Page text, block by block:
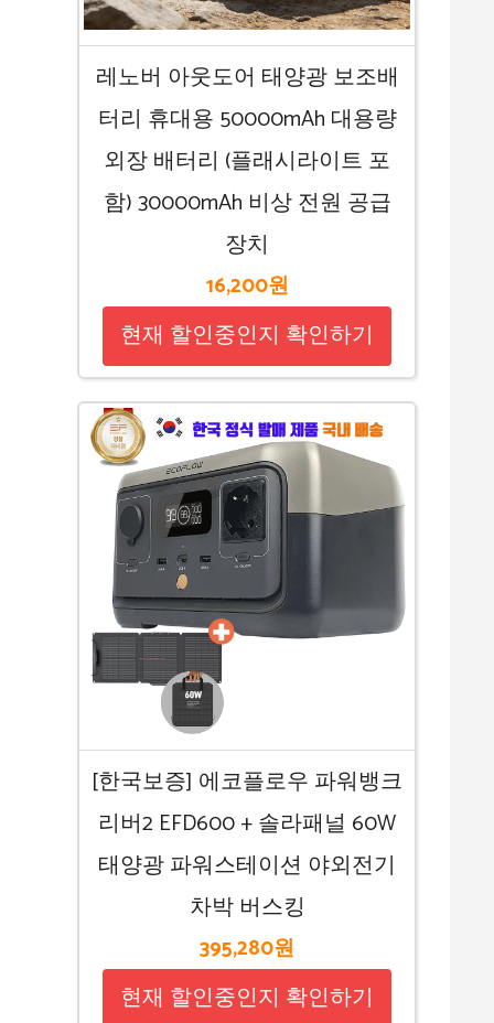
레노버 아웃도어 태양광 보조배
터리 휴대용 50000mAh 대용량
외장 배터리 (플래시라이트 포
함) 30000mAh 비상 전원 공급
장치
16,200원
현재 할인중인지 확인하기
[한국보증] 에코플로우 파워뱅크
리버2 EFD600 + 솔라패널 60W
태양광 파워스테이션 야외전기
차박 버스킹
395,280원
현재 할인중인지 확인하기